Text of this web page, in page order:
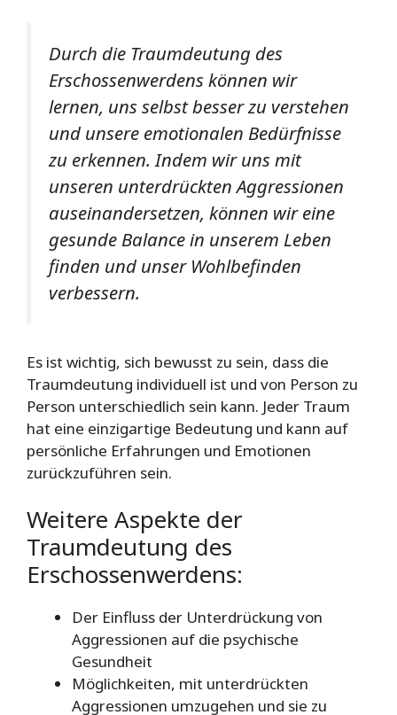
Durch die Traumdeutung des
Erschossenwerdens können wir
lernen, uns selbst besser zu verstehen
und unsere emotionalen Bedürfnisse
zu erkennen. Indem wir uns mit
unseren unterdrückten Aggressionen
auseinandersetzen, können wir eine
gesunde Balance in unserem Leben
finden und unser Wohlbefinden
verbessern.
Es ist wichtig, sich bewusst zu sein, dass die
Traumdeutung individuell ist und von Person zu
Person unterschiedlich sein kann. Jeder Traum
hat eine einzigartige Bedeutung und kann auf
persönliche Erfahrungen und Emotionen
zurückzuführen sein.
Weitere Aspekte der
Traumdeutung des
Erschossenwerdens:
Der Einfluss der Unterdrückung von
Aggressionen auf die psychische
Gesundheit
Möglichkeiten, mit unterdrückten
Aggressionen umzugehen und sie zu